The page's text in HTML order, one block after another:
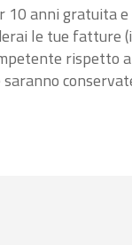
10 anni gratuita
le tue fatture
rispetto